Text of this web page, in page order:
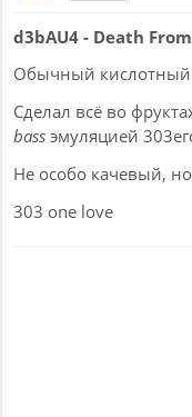
d3bAU4 - Death
Обычный кислотный
Сделал всё во
bass эмуляцией
Не особо качевый,
303 one love